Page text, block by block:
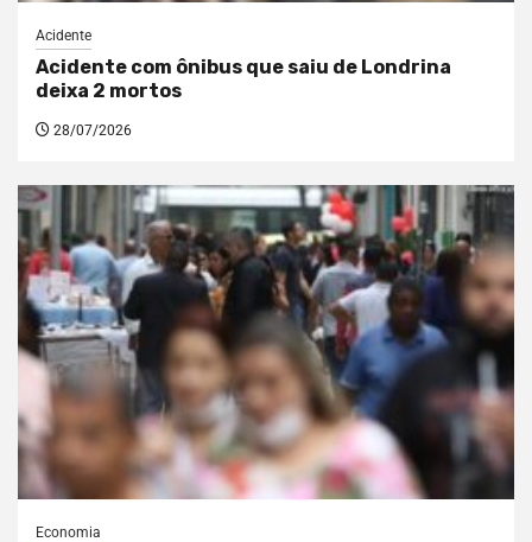
Acidente
Acidente com ônibus que saiu de Londrina
deixa 2 mortos
28/07/2026
Economia